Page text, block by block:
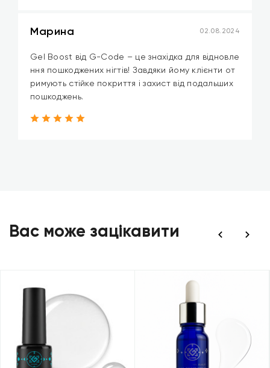
Марина 02.08.2024
Gel Boost від G-Code – це знахідка для відновле
ння пошкоджених нігтів! Завдяки йому клієнти от
римують стійке покриття і захист від подальших
пошкоджень.
Вас може зацікавити